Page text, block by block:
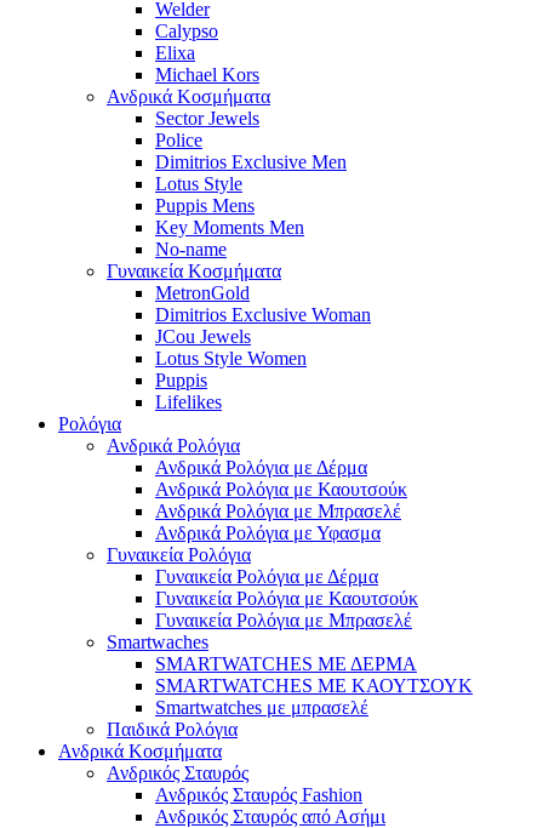
Welder
Calypso
Elixa
Michael Kors
Ανδρικά Κοσμήματα
Sector Jewels
Police
Dimitrios Exclusive Men
Lotus Style
Puppis Mens
Key Moments Men
No-name
Γυναικεία Κοσμήματα
MetronGold
Dimitrios Exclusive Woman
JCou Jewels
Lotus Style Women
Puppis
Lifelikes
Ρολόγια
Ανδρικά Ρολόγια
Ανδρικά Ρολόγια με Δέρμα
Ανδρικά Ρολόγια με Καουτσούκ
Ανδρικά Ρολόγια με Μπρασελέ
Ανδρικά Ρολόγια με Υφασμα
Γυναικεία Ρολόγια
Γυναικεία Ρολόγια με Δέρμα
Γυναικεία Ρολόγια με Καουτσούκ
Γυναικεία Ρολόγια με Μπρασελέ
Smartwaches
SMARTWATCHES ΜΕ ΔΕΡΜΑ
SMARTWATCHES ΜΕ ΚΑΟΥΤΣΟΥΚ
Smartwatches με μπρασελέ
Παιδικά Ρολόγια
Ανδρικά Κοσμήματα
Ανδρικός Σταυρός
Ανδρικός Σταυρός Fashion
Ανδρικός Σταυρός από Ασήμι